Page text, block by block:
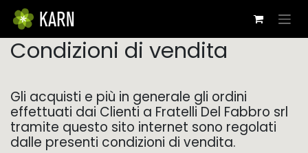
Zum Inhalt springen
Condizioni di vendita
Gli acquisti e più in generale gli ordini
effettuati dai Clienti a Fratelli Del Fabbro srl
tramite questo sito internet sono regolati
dalle presenti condizioni di vendita.